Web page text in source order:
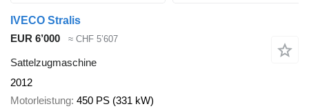
IVECO Stralis
EUR 6’000
≈ CHF 5’607
Sattelzugmaschine
2012
Motorleistung 450 PS (331 kW)